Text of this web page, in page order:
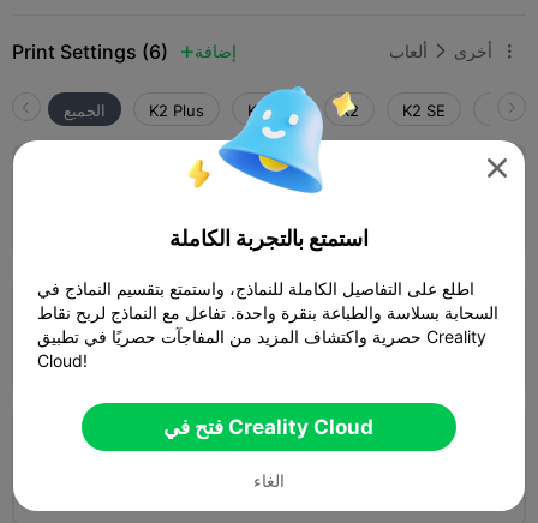
Print Settings (6)  إضافة ألعاب  أخرى 
الجميع K2 Plus K2 Pro K2 K2 SE
4.5
طبقة 0.2 مم، جداران، تعبئة 15%
01h 38m 1 plates 
طبقة 0.2 مم، جداران، تعبئة 15%
01h 38m

استمتع بالتجربة الكاملة
اطلع على التفاصيل الكاملة للنماذج، واستمتع بتقسيم النماذج في
السحابة بسلاسة والطباعة بنقرة واحدة. تفاعل مع النماذج لربح نقاط
حصرية واكتشاف المزيد من المفاجآت حصريًا في تطبيق Creality
Cloud!
فتح في Creality Cloud
الغاء